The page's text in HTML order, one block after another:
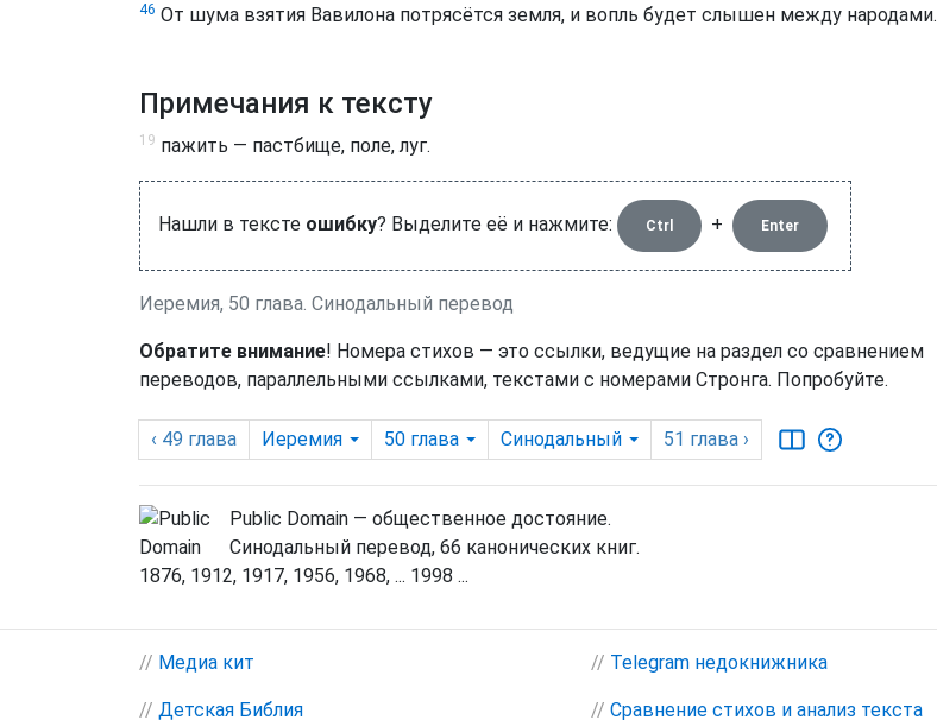
46 От шума взятия Вавилона потрясётся земля, и вопль будет слышен между народами.
Примечания к тексту
19 пажить — пастбище, поле, луг.
Нашли в тексте ошибку? Выделите её и нажмите: Ctrl + Enter
Иеремия, 50 глава. Синодальный перевод
Обратите внимание! Номера стихов — это ссылки, ведущие на раздел со сравнением
переводов, параллельными ссылками, текстами с номерами Стронга. Попробуйте.
‹ 49 глава Иеремия 50 глава Синодальный 51 глава ›
Public Domain — общественное достояние.
Синодальный перевод, 66 канонических книг.
1876, 1912, 1917, 1956, 1968, ... 1998 ...
// Медиа кит // Telegram недокнижника
// Детская Библия // Сравнение стихов и анализ текста